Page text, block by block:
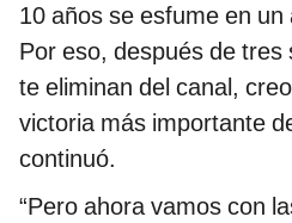
10 años se esfume en
Por eso, después de
te eliminan del canal,
victoria más importante
continuó.
“Pero ahora vamos con